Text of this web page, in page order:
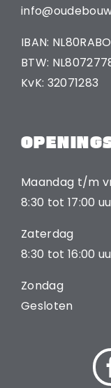
IBAN:
BTW:
KvK: 32071283
Maandag t/m
8:30 tot 17:00
Zaterdag
8:30 tot 16:00
Zondag
Gesloten